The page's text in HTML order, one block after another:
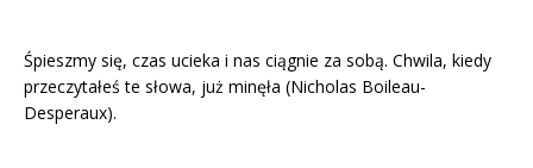
Śpieszmy się, czas ucieka i nas ciągnie za sobą. Chwila, kiedy
przeczytałeś te słowa, już minęła (Nicholas Boileau-
Desperaux).